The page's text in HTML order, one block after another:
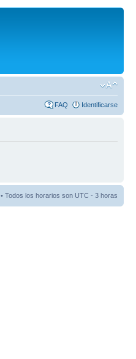
FAQ Identificarse
• Todos los horarios son UTC - 3 horas